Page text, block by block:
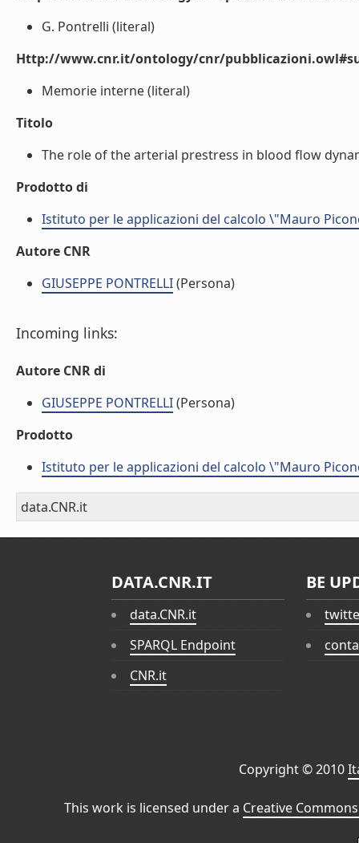
G. Pontrelli (literal)
Http://www.cnr.it/ontology/cnr/
Memorie interne (literal)
Titolo
The role of the arterial prestress in blood flow
Prodotto di
Istituto per le applicazioni del calcolo \"Mauro
Autore CNR
GIUSEPPE PONTRELLI(Persona)
Incoming links:
Autore CNR di
GIUSEPPE PONTRELLI(Persona)
Prodotto
Istituto per le applicazioni del calcolo \"Mauro
data.CNR.it
DATA.CNR.IT
data.CNR.it
SPARQL Endpoint
CNR.it
BE
Copyright © 2010
This work is licensed under a Creative